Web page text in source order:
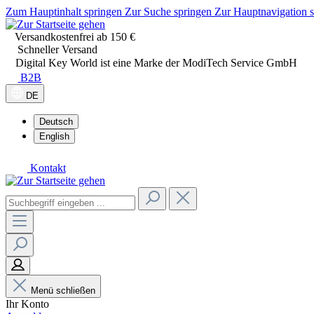
Zum Hauptinhalt springen Zur Suche springen Zur Hauptnavigation
Versandkostenfrei ab 150 €
Schneller Versand
Digital Key World ist eine Marke der ModiTech Service GmbH
B2B
DE
Deutsch
English
Kontakt
Menü schließen
Ihr Konto